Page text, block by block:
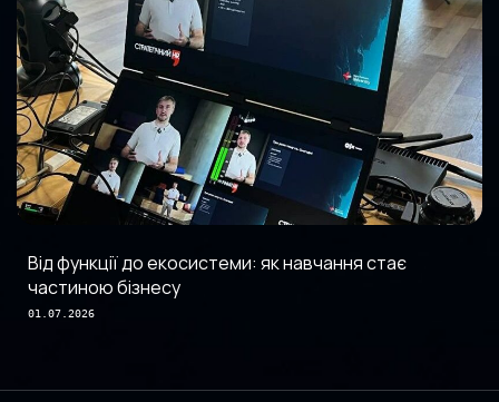
Від функції до екосистеми: як навчання стає
частиною бізнесу
01.07.2026